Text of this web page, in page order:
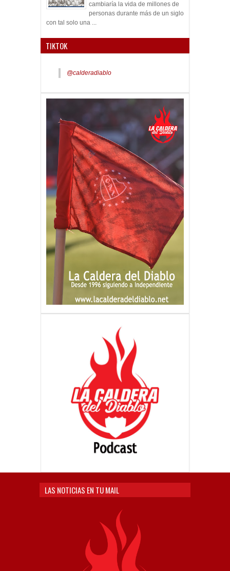
cambiaría la vida de millones de
personas durante más de un siglo
con tal solo una ...
TIKTOK
@calderadiablo
LAS NOTICIAS EN TU MAIL